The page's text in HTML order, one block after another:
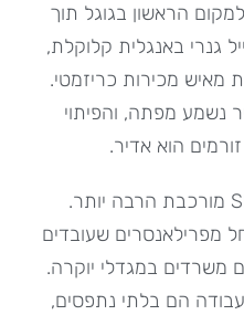
הראשון בגוגל תוך
גנרי באנגלית קלוקלת,
מאיש מכירות כריזמטי.
נשמע מפתה, והפיתוי
הוא אדיר.
אבל המציאות של עולם הSEO מורכבת הרבה יותר.
מפרילאנסרים שעובדים
משרדים במגדלי יוקרה.
הם בלתי נתפסים,